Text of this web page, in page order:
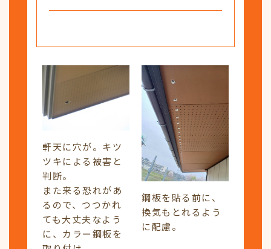
軒天に穴が。キツ
ツキによる被害と
判断。
また来る恐れがあ
るので、つつかれ
ても大丈夫なよう
に、カラー鋼板を
鋼板を貼る前に、
換気もとれるよう
に配慮。